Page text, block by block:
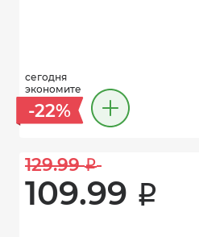
сегодня
экономите
-22%
129.99 i
109.99 i